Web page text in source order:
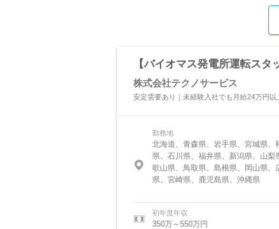
【バイオマス発電所運転スタ
株式会社テクノサービス
安定需要あり｜未経験入社でも月給24万円以
勤務地
北海道、青森県、岩手県、宮城県
県、石川県、福井県、新潟県、山
歌山県、鳥取県、島根県、岡山県
県、宮崎県、鹿児島県、沖縄県
初年度年収
350万～550万円